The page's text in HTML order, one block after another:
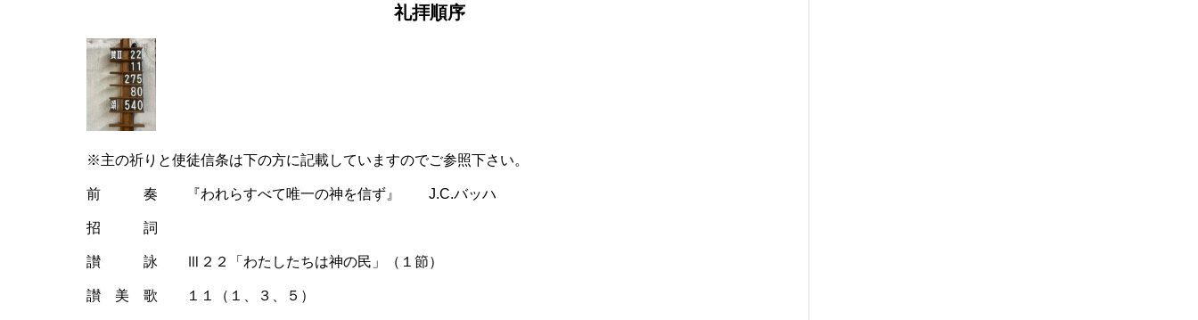
礼拝順序
※主の祈りと使徒信条は下の方に記載していますのでご参照下さい。
前 奏 『われらすべて唯一の神を信ず』 J.C.バッハ
招 詞
讃 詠 Ⅲ２２「わたしたちは神の民」（１節）
讃 美 歌 １１（１、３、５）